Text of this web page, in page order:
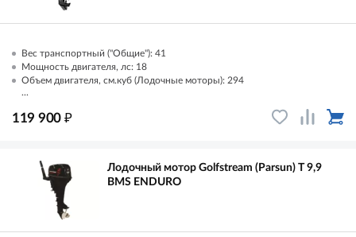
Вес транспортный ("Общие"): 41
Мощность двигателя, лс: 18
Объем двигателя, см.куб (Лодочные моторы): 294
...
119 900 ₽
Лодочный мотор Golfstream (Parsun) T 9,9
ВМS ENDURO